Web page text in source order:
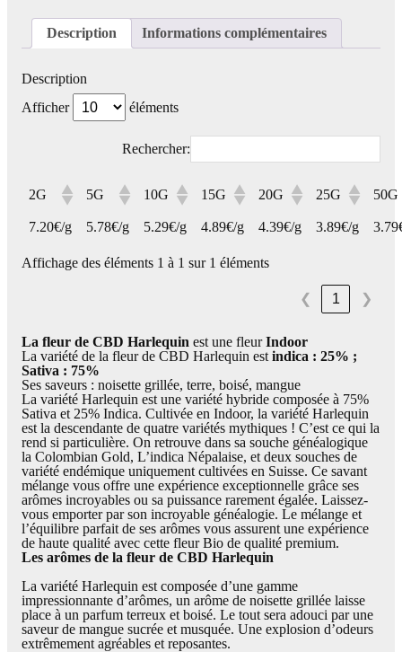
CBD
français
Bio
Description Informations complémentaires
Description
Afficher
éléments
Rechercher:
2G 5G 10G 15G 20G 25G 50G
7.20€/g 5.78€/g 5.29€/g 4.89€/g 4.39€/g 3.89€/g
Affichage des éléments 1 à 1 sur 1 éléments
❮ 1 ❯
La fleur de CBD Harlequin est une fleurIndoor
La variété de la fleur de CBD Harlequin est indica : 25% ;
Sativa : 75%
Ses saveurs : noisette grillée, terre, boisé, mangue
La variété Harlequin est une variété hybride composée à 75%
Sativa et 25% Indica. Cultivée en Indoor, la variété Harlequin
est la descendante de quatre variétés mythiques ! C’est ce qui la
rend si particulière. On retrouve dans sa souche généalogique
la Colombian Gold, L’indica Népalaise, et deux souches de
variété endémique uniquement cultivées en Suisse. Ce savant
mélange vous offre une expérience exceptionnelle grâce ses
arômes incroyables ou sa puissance rarement égalée. Laissez-
vous emporter par son incroyable généalogie. Le mélange et
l’équilibre parfait de ses arômes vous assurent une expérience
de haute qualité avec cette fleur Bio de qualité premium.
Les arômes de la fleur de CBD Harlequin
La variété Harlequin est composée d’une gamme
impressionnante d’arômes, un arôme de noisette grillée laisse
place à un parfum terreux et boisé. Le tout sera adouci par une
saveur de mangue sucrée et musquée. Une explosion d’odeurs
extrêmement agréables et reposantes.